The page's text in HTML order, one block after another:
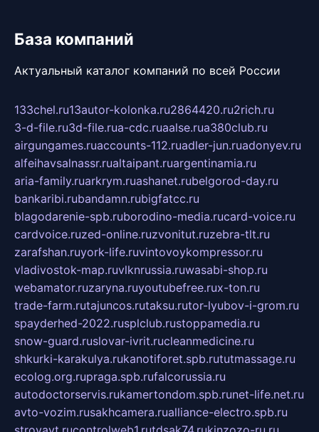
База компаний
Актуальный каталог компаний по всей России
133chel.ru13autor-kolonka.ru2864420.ru2rich.ru
3-d-file.ru3d-file.rua-cdc.ruaalse.rua380club.ru
airgungames.ruaccounts-112.ruadler-jun.ruadonyev.ru
alfeihavsalnassr.rualtaipant.ruargentinamia.ru
aria-family.ruarkrym.ruashanet.rubelgorod-day.ru
bankaribi.rubandamn.rubigfatcc.ru
blagodarenie-spb.ruborodino-media.rucard-voice.ru
cardvoice.ruzed-online.ruzvonitut.ruzebra-tlt.ru
zarafshan.ruyork-life.ruvintovoykompressor.ru
vladivostok-map.ruvlknrussia.ruwasabi-shop.ru
webamator.ruzaryna.ruyoutubefree.rux-ton.ru
trade-farm.rutajuncos.rutaksu.rutor-lyubov-i-grom.ru
spayderhed-2022.rusplclub.rustoppamedia.ru
snow-guard.ruslovar-ivrit.rucleanmedicine.ru
shkurki-karakulya.rukanotiforet.spb.rututmassage.ru
ecolog.org.rupraga.spb.rufalcorussia.ru
autodoctorservis.rukamertondom.spb.runet-life.net.ru
avto-vozim.rusakhcamera.rualliance-electro.spb.ru